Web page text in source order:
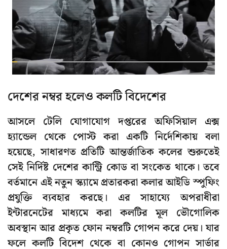
দেশের নম্বর হলেও কলটি বিদেশের
আসলে টেলি যোগাযোগ দপ্তরের অফিসিয়াল এক্স
হ্যান্ডেল থেকে পোস্ট করা একটি নির্দেশিকায় বলা
হয়েছে, সাধারণত প্রতিটি আন্তর্জাতিক কলের শুরুতেই
সেই নির্দিষ্ট দেশের কান্ট্রি কোড বা সংকেত থাকে। তবে
বর্তমানে এই নতুন স্ক্যামে প্রতারকরা কলার আইডি স্পুফিং
প্রযুক্তি ব্যবহার করছে। এর সাহায্যে অপরাধীরা
ইন্টারনেটের মাধ্যমে করা কলটির মূল ভৌগোলিক
অবস্থান আর প্রকৃত ফোন নম্বরটি গোপন করে দেয়। যার
ফলে কলটি বিদেশ থেকে বা কোনও গোপন সার্ভার